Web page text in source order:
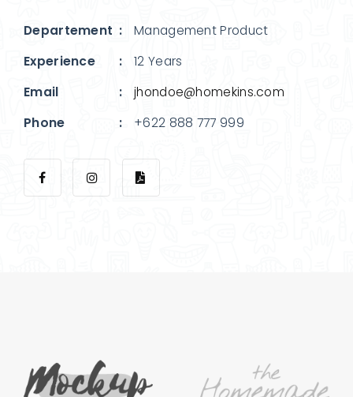
Departement
Management Product
Experience
12 Years
Email
jhondoe@homekins.com
Phone
+622 888 777 999